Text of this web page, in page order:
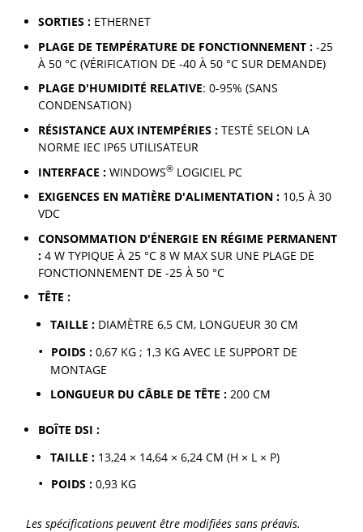
SORTIES : ETHERNET
PLAGE DE TEMPÉRATURE DE FONCTIONNEMENT : -25
À 50 °C (VÉRIFICATION DE -40 À 50 °C SUR DEMANDE)
PLAGE D'HUMIDITÉ RELATIVE: 0-95% (SANS
CONDENSATION)
RÉSISTANCE AUX INTEMPÉRIES : TESTÉ SELON LA
NORME IEC IP65 UTILISATEUR
INTERFACE : WINDOWS® LOGICIEL PC
EXIGENCES EN MATIÈRE D'ALIMENTATION : 10,5 À 30
VDC
CONSOMMATION D'ÉNERGIE EN RÉGIME PERMANENT
: 4 W TYPIQUE À 25 °C 8 W MAX SUR UNE PLAGE DE
FONCTIONNEMENT DE -25 À 50 °C
TÊTE :
TAILLE : DIAMÈTRE 6,5 CM, LONGUEUR 30 CM
POIDS : 0,67 KG ; 1,3 KG AVEC LE SUPPORT DE
MONTAGE
LONGUEUR DU CÂBLE DE TÊTE : 200 CM
BOÎTE DSI :
TAILLE : 13,24 × 14,64 × 6,24 CM (H × L × P)
POIDS : 0,93 KG
Les spécifications peuvent être modifiées sans préavis.